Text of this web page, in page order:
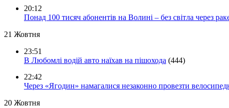
20:12
Понад 100 тисяч абонентів на Волині – без світла через
21 Жовтня
23:51
В Любомлі водій авто наїхав на пішохода (444)
22:42
Через «Ягодин» намагалися незаконно провезти
20 Жовтня